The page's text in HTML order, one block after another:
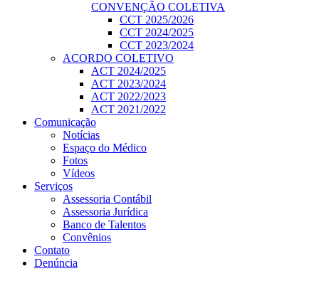
CONVENÇÃO COLETIVA
CCT 2025/2026
CCT 2024/2025
CCT 2023/2024
ACORDO COLETIVO
ACT 2024/2025
ACT 2023/2024
ACT 2022/2023
ACT 2021/2022
Comunicação
Notícias
Espaço do Médico
Fotos
Vídeos
Serviços
Assessoria Contábil
Assessoria Jurídica
Banco de Talentos
Convênios
Contato
Denúncia